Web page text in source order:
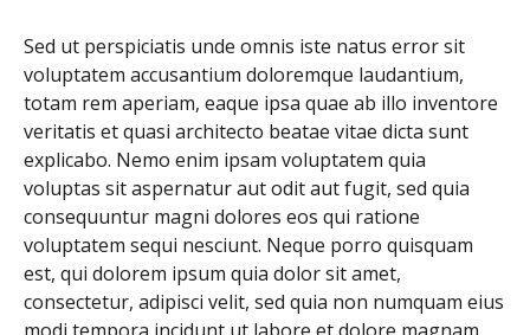
Sed ut perspiciatis unde omnis iste natus error sit
voluptatem accusantium doloremque laudantium,
totam rem aperiam, eaque ipsa quae ab illo inventore
veritatis et quasi architecto beatae vitae dicta sunt
explicabo. Nemo enim ipsam voluptatem quia
voluptas sit aspernatur aut odit aut fugit, sed quia
consequuntur magni dolores eos qui ratione
voluptatem sequi nesciunt. Neque porro quisquam
est, qui dolorem ipsum quia dolor sit amet,
consectetur, adipisci velit, sed quia non numquam eius
modi tempora incidunt ut labore et dolore magnam